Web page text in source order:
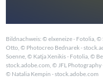
Bildnachweis: © elxeneize - Fotolia,
Otto, © Photocreo Bednarek -
Soenne, © Katja Xenikis - Fotolia, ©
stock.adobe.com, © JFL
© Natalia Kempin - stock.adobe.com